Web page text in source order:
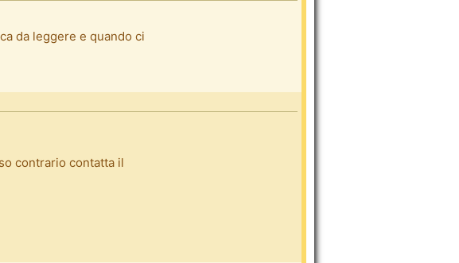
da leggere e quando ci
contrario contatta il